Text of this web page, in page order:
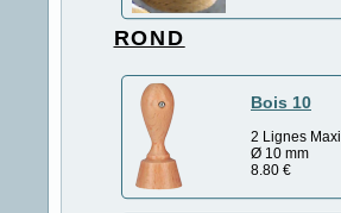
ROND
Bois 10
2 Lignes Maxi
Ø 10 mm
8.80 €